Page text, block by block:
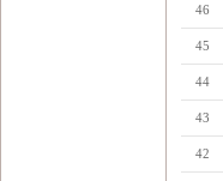
46
45
44
43
42